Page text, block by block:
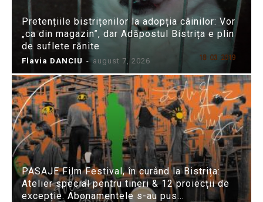
Pretențiile bistrițenilor la adopția câinilor: Vor
„ca din magazin”, dar Adăpostul Bistrița e plin
de suflete rănite
Flavia DANCIU - august 7, 2026
PASAJE Film Festival, în curând la Bistrița:
Atelier special pentru tineri & 12 proiecții de
excepție. Abonamentele s-au pus...